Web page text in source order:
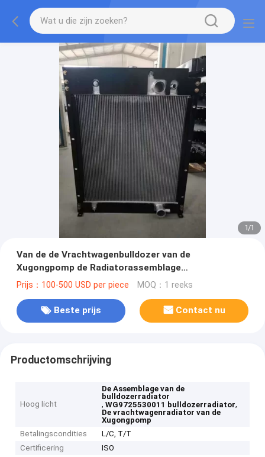
1/1
Van de de Vrachtwagenbulldozer van de
Xugongpomp de Radiatorassemblage
WG9725530011
Prijs：100-500 USD per piece MOQ：1 reeks
Beste prijs Contact nu
Productomschrijving
Hoog licht
De Assemblage van de
bulldozerradiator
,WG9725530011 bulldozerradiator,
De vrachtwagenradiator van de
Xugongpomp
Betalingscondities
L/C, T/T
Certificering
ISO